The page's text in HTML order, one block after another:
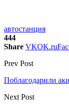
автостанция
444
Share VKOK.ru
Prev Post
Поблагодарили
Next Post